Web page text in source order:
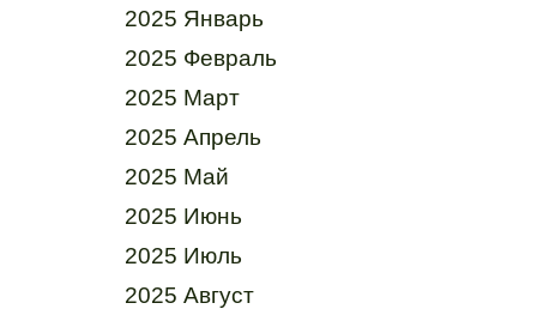
2025 Январь
2025 Февраль
2025 Март
2025 Апрель
2025 Май
2025 Июнь
2025 Июль
2025 Август